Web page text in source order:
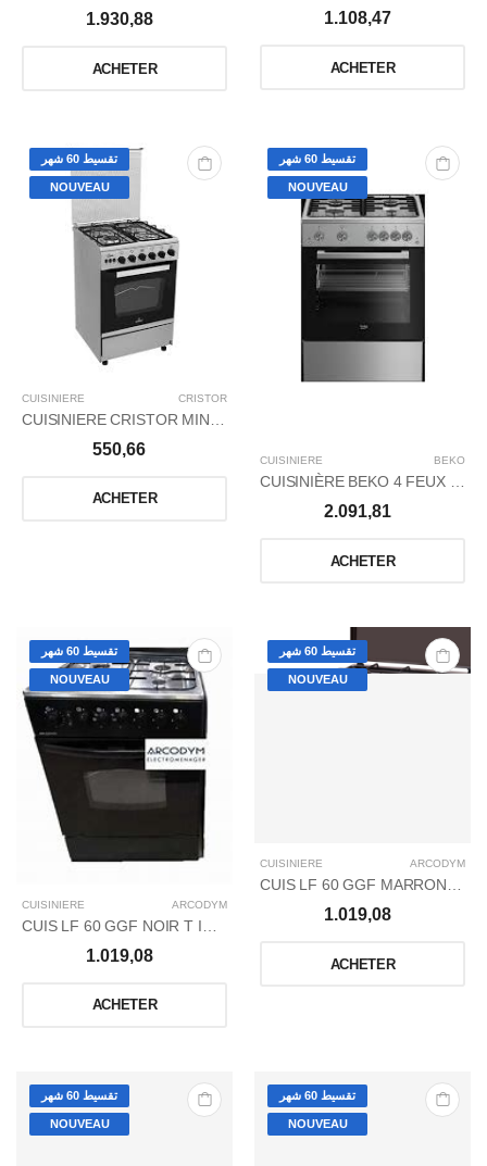
1.930,88
ACHETER
1.108,47
ACHETER
تقسيط 60 شهر
NOUVEAU
CUISINIERE CRISTOR
550,66
ACHETER
تقسيط 60 شهر
NOUVEAU
CUISINIERE BEKO
CUISINIÈRE BEKO 4 FEUX 60*60/ALLUMAGE INTÉGRÉ/THERMOCOUPLES
2.091,81
ACHETER
تقسيط 60 شهر
NOUVEAU
CUISINIERE ARCODYM
1.019,08
ACHETER
تقسيط 60 شهر
NOUVEAU
CUISINIERE ARCODYM
CUIS LF 60 GGF MARRON T INOX P ARCODYM
1.019,08
ACHETER
تقسيط 60 شهر
NOUVEAU
تقسيط 60 شهر
NOUVEAU